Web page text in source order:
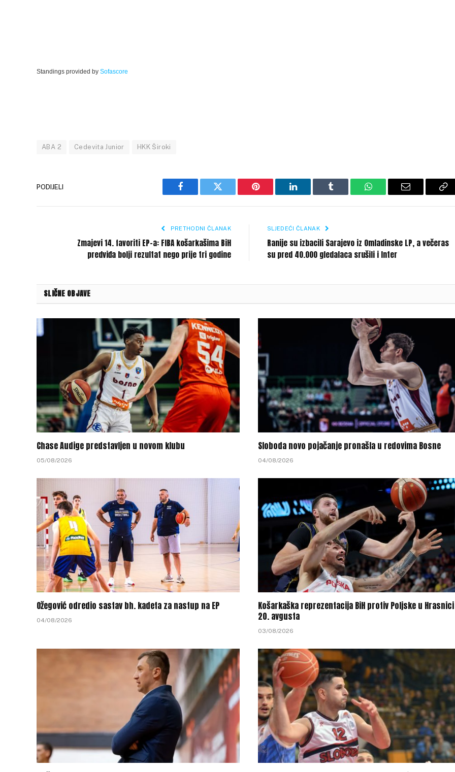
Standings provided by Sofascore
ABA 2 Cedevita Junior HKK Široki
PODIJELI
Facebook Twitter Pinterest LinkedIn Tumblr WhatsAppEmail
PRETHODNI ČLANAK
Zmajevi 14. favoriti EP-a: FIBA košarkašima BiH
predviđa bolji rezultat nego prije tri godine
SLJEDEĆI ČLANAK
Ranije su izbacili Sarajevo iz Omladinske LP, a večeras
su pred 40.000 gledalaca srušili i Inter
SLIČNE OBJAVE
Chase Audige predstavljen u novom klubu
05/08/2026
Sloboda novo pojačanje pronašla u redovima Bosne
04/08/2026
Ožegović odredio sastav bh. kadeta za nastup na EP
04/08/2026
Košarkaška reprezentacija BiH protiv Poljske u Hrasnici
20. avgusta
03/08/2026